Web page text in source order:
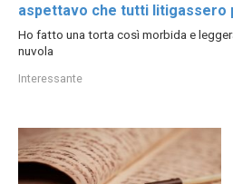
aspettavo che tutti litigassero
Ho fatto una torta così morbida e
nuvola
Interessante